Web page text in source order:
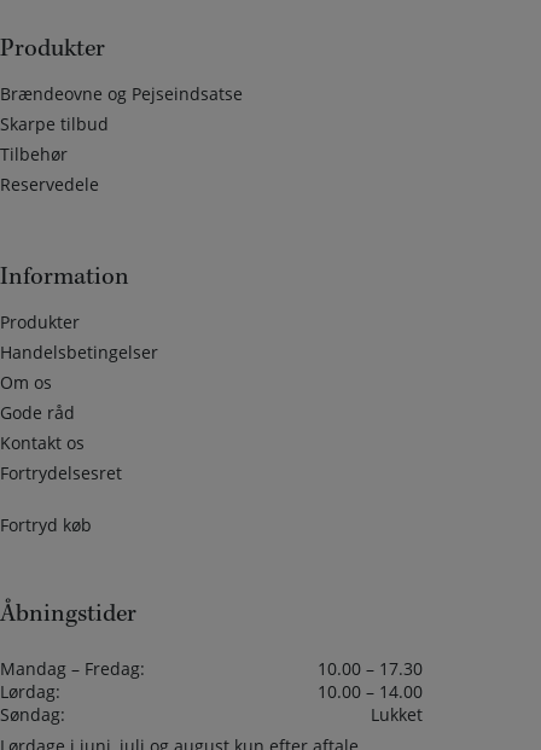
Produkter
Brændeovne og Pejseindsatse
Skarpe tilbud
Tilbehør
Reservedele
Information
Produkter
Handelsbetingelser
Om os
Gode råd
Kontakt os
Fortrydelsesret
Fortryd køb
Åbningstider
Mandag – Fredag:
10.00 – 17.30
Lørdag:
10.00 – 14.00
Søndag:
Lukket